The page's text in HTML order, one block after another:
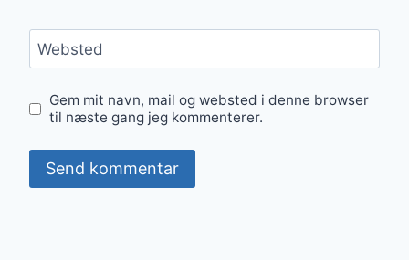
Websted
Gem mit navn, mail og websted i denne browser
til næste gang jeg kommenterer.